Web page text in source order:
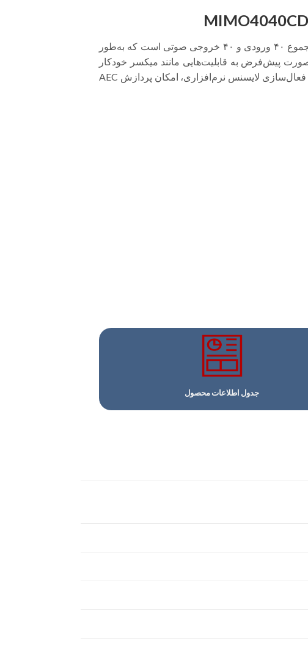
یک ماتریکس صوتی دیجیتال با پردازنده‌ی داخلی DSP و مجموع ۴۰ ورودی و ۴۰ خروجی صوتی است که به‌طور
پیش‌فرض به قابلیت‌هایی مانند میکسر خودکار
(Automixer) و حذف‌کننده‌ی فیدبک (Feedback Killer) مجهز است و از طریق فعال‌سازی لایسنس نرم‌افزاری، امکان پردازش AEC
جدول اطلاعات محصول